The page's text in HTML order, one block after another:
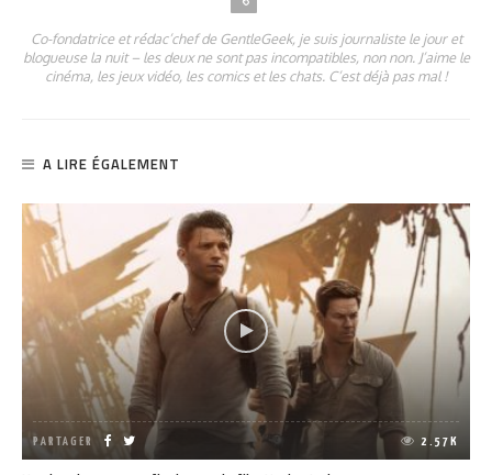
Co-fondatrice et rédac’chef de GentleGeek, je suis journaliste le jour et
blogueuse la nuit – les deux ne sont pas incompatibles, non non. J’aime le
cinéma, les jeux vidéo, les comics et les chats. C’est déjà pas mal !
A LIRE ÉGALEMENT
PARTAGER 2.57K